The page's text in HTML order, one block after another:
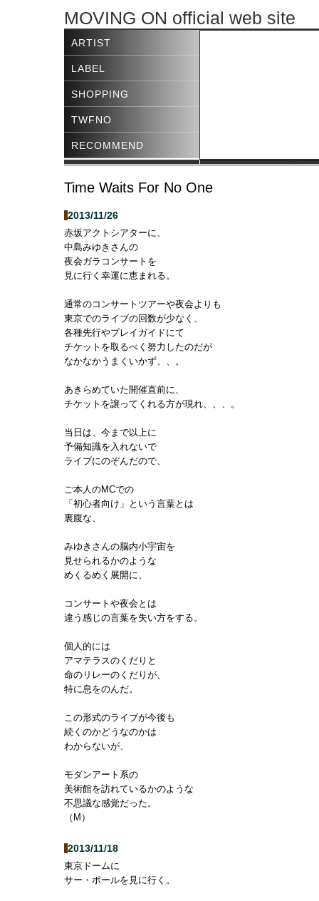
MOVING ON official web site
ARTIST
LABEL
SHOPPING
TWFNO
RECOMMEND
Time Waits For No One
2013/11/26
赤坂アクトシアターに、
中島みゆきさんの
夜会ガラコンサートを
見に行く幸運に恵まれる。
通常のコンサートツアーや夜会よりも
東京でのライブの回数が少なく、
各種先行やプレイガイドにて
チケットを取るべく努力したのだが
なかなかうまくいかず、、。
あきらめていた開催直前に、
チケットを譲ってくれる方が現れ、、、。
当日は、今まで以上に
予備知識を入れないで
ライブにのぞんだので、
ご本人のMCでの
「初心者向け」という言葉とは
裏腹な、
みゆきさんの脳内小宇宙を
見せられるかのような
めくるめく展開に、
コンサートや夜会とは
違う感じの言葉を失い方をする。
個人的には
アマテラスのくだりと
命のリレーのくだりが、
特に息をのんだ。
この形式のライブが今後も
続くのかどうなのかは
わからないが、
モダンアート系の
美術館を訪れているかのような
不思議な感覚だった。
（M）
2013/11/18
東京ドームに
サー・ポールを見に行く。